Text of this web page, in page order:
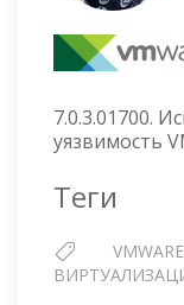
7.0.3.01700.
уязвимость
Теги
VMWARE